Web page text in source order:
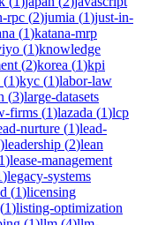
rpc (2)jumia (1)just-in-
(1)katana-mrp
(1)knowledge
(2)korea (1)kpi
(1)kyc (1)labor-law
(3)large-datasets
firms (1)lazada (1)lcp
nurture (1)lead-
)leadership (2)lean
1)lease-management
)legacy-systems
(1)licensing
(1)listing-optimization